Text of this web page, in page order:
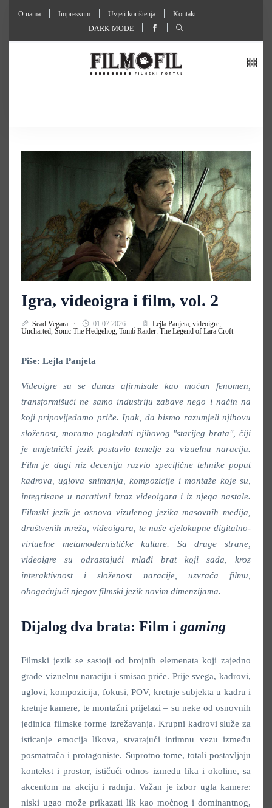
O nama Impressum Uvjeti korištenja
Kontakt
DARK MODE
Igra, videoigra i film, vol. 2
Sead Vegara 01.07.2026. Lejla Panjeta, videoigre,
Uncharted, Sonic The Hedgehog, Tomb Raider: The Legend of Lara Croft
Piše: Lejla Panjeta
Videoigre su se danas afirmisale kao moćan fenomen,
transformišući ne samo industriju zabave nego i način na
koji pripovijedamo priče. Ipak, da bismo razumjeli njihovu
složenost, moramo pogledati njihovog "starijeg brata", čiji
je umjetnički jezik postavio temelje za vizuelnu naraciju.
Film je dugi niz decenija razvio specifične tehnike poput
kadrova, uglova snimanja, kompozicije i montaže koje su,
integrisane u narativni izraz videoigara i iz njega nastale.
Filmski jezik je osnova vizulenog jezika masovnih medija,
društvenih mreža, videoigara, te naše cjelokupne digitalno-
virtuelne metamodernističke kulture. Sa druge strane,
videoigre su odrastajući mlađi brat koji sada, kroz
interaktivnost i složenost naracije, uzvraća filmu,
obogaćujući njegov filmski jezik novim dimenzijama.
Dijalog dva brata: Film i gaming
Filmski jezik se sastoji od brojnih elemenata koji zajedno
grade vizuelnu naraciju i smisao priče. Prije svega, kadrovi,
uglovi, kompozicija, fokusi, POV, kretnje subjekta u kadru i
kretnje kamere, te montažni prijelazi – su neke od osnovnih
jedinica filmske forme izrežavanja. Krupni kadrovi služe za
isticanje emocija likova, stvarajući intimnu vezu između
posmatrača i protagoniste. Suprotno tome, totali postavljaju
kontekst i prostor, ističući odnos između lika i okoline, sa
akcentom na akciju i radnju. Važan je izbor ugla kamere:
niski ugao može prikazati lik kao moćnog i dominantnog,